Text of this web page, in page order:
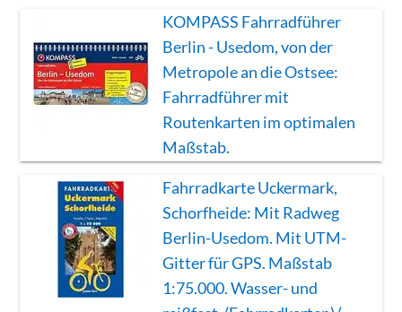
KOMPASS Fahrradführer
Berlin - Usedom, von der
Metropole an die Ostsee:
Fahrradführer mit
Routenkarten im optimalen
Maßstab.
Fahrradkarte Uckermark,
Schorfheide: Mit Radweg
Berlin-Usedom. Mit UTM-
Gitter für GPS. Maßstab
1:75.000. Wasser- und